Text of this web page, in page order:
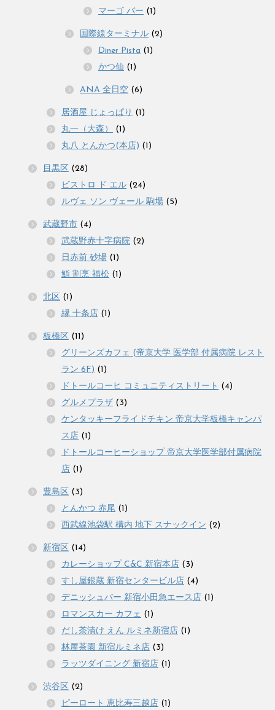
マーゴ バー (1)
国際線ターミナル (2)
Diner Pista (1)
かつ仙 (1)
ANA 全日空 (6)
居酒屋 じょっぱり (1)
丸一（大森）
(1)
丸八 とんかつ(本店) (1)
目黒区 (28)
ビストロ ド エル (24)
ルヴェ ソン ヴェール 駒場 (5)
武蔵野市 (4)
武蔵野赤十字病院 (2)
日赤前 砂場 (1)
鮨 割烹 福松 (1)
北区 (1)
縁 十条店 (1)
板橋区 (11)
グリーンズカフェ (帝京大学 医学部 付属病院 レスト
ラン 6F) (1)
ドトールコーヒ コミュニティストリート (4)
グルメプラザ (3)
ケンタッキーフライドチキン 帝京大学板橋キャンパ
ス店 (1)
ドトールコーヒーショップ 帝京大学医学部付属病院
店 (1)
豊島区 (3)
とんかつ 赤尾 (1)
西武線池袋駅 構内 地下 スナックイン (2)
新宿区 (14)
カレーショップ C&C 新宿本店 (3)
すし屋銀蔵 新宿センタービル店 (4)
デニッシュバー 新宿小田急エース店 (1)
ロマンスカー カフェ (1)
だし茶漬け えん ルミネ新宿店 (1)
林屋茶園 新宿ルミネ店 (3)
ラッツダイニング 新宿店 (1)
渋谷区 (2)
ピーロート 恵比寿三越店 (1)